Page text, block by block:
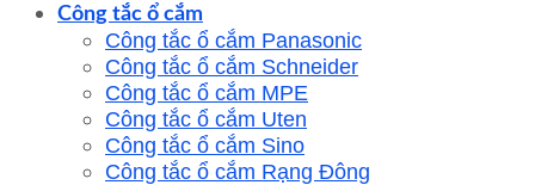
Công tắc ổ cắm
Công tắc ổ cắm Panasonic
Công tắc ổ cắm Schneider
Công tắc ổ cắm MPE
Công tắc ổ cắm Uten
Công tắc ổ cắm Sino
Công tắc ổ cắm Rạng Đông